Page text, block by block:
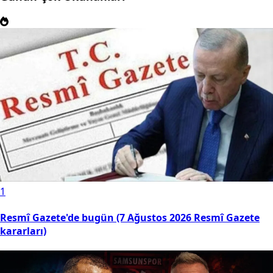
1
Resmî Gazete'de bugün (7 Ağustos 2026 Resmî Gazete
kararları)